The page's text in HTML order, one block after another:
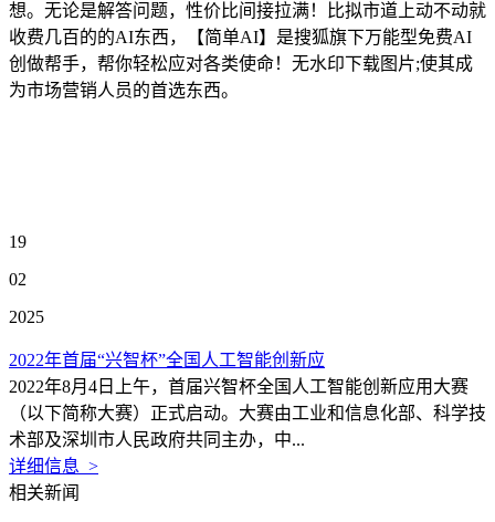
想。无论是解答问题，性价比间接拉满！比拟市道上动不动就
收费几百的的AI东西，【简单AI】是搜狐旗下万能型免费AI
创做帮手，帮你轻松应对各类使命！无水印下载图片;使其成
为市场营销人员的首选东西。
19
02
2025
2022年首届“兴智杯”全国人工智能创新应
2022年8月4日上午，首届兴智杯全国人工智能创新应用大赛
（以下简称大赛）正式启动。大赛由工业和信息化部、科学技
术部及深圳市人民政府共同主办，中...
详细信息 >
相关新闻